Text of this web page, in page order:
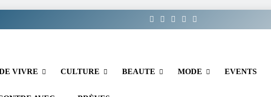
VIVRE CULTURE BEAUTE MODE EVENTS